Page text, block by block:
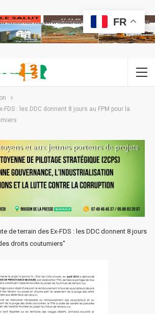
: les DDC donnent 8 jours au FPM pour la
de terrain des Ex-FDS : les DDC donnent 8 jours
droits coutumiers"
FR